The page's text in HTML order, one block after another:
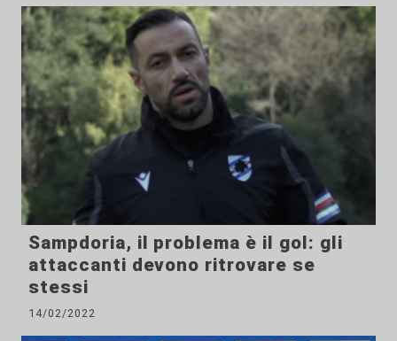
Sampdoria, il problema è il gol: gli
attaccanti devono ritrovare se
stessi
14/02/2022